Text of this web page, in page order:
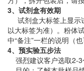
3、试剂盒有效期
试剂盒大标签上显示
以大标签为准）。粉体
中“备注”一栏的说明（
4、预实验五步法
强烈建议客户选取2-3